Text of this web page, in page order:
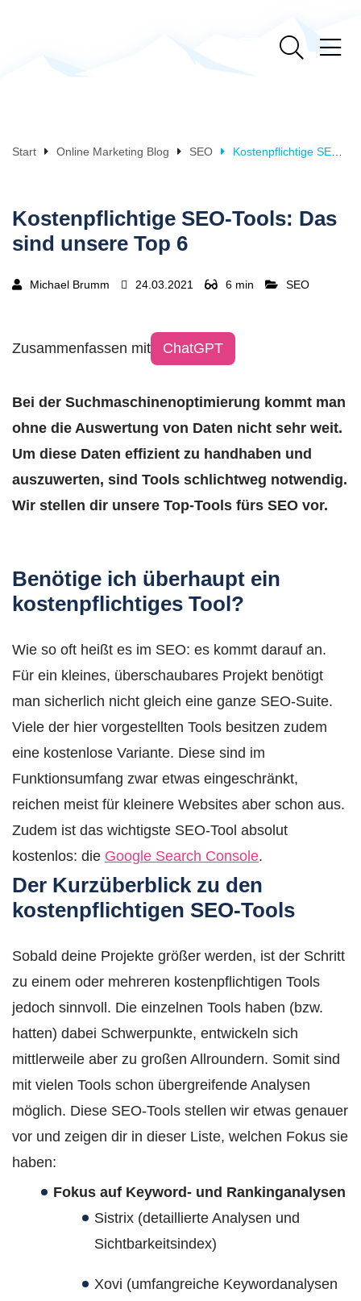
Start Online Marketing Blog SEO Kostenpflichtige SEO-Tools: Das sind unsere Top 6
Kostenpflichtige SEO-Tools: Das
sind unsere Top 6
Michael Brumm 24.03.2021 6 min SEO
Zusammenfassen mit ChatGPT
Bei der Suchmaschinenoptimierung kommt man
ohne die Auswertung von Daten nicht sehr weit.
Um diese Daten effizient zu handhaben und
auszuwerten, sind Tools schlichtweg notwendig.
Wir stellen dir unsere Top-Tools fürs SEO vor.
Benötige ich überhaupt ein
kostenpflichtiges Tool?
Wie so oft heißt es im SEO: es kommt darauf an.
Für ein kleines, überschaubares Projekt benötigt
man sicherlich nicht gleich eine ganze SEO-Suite.
Viele der hier vorgestellten Tools besitzen zudem
eine kostenlose Variante. Diese sind im
Funktionsumfang zwar etwas eingeschränkt,
reichen meist für kleinere Websites aber schon aus.
Zudem ist das wichtigste SEO-Tool absolut
kostenlos: die Google Search Console.
Der Kurzüberblick zu den
kostenpflichtigen SEO-Tools
Sobald deine Projekte größer werden, ist der Schritt
zu einem oder mehreren kostenpflichtigen Tools
jedoch sinnvoll. Die einzelnen Tools haben (bzw.
hatten) dabei Schwerpunkte, entwickeln sich
mittlerweile aber zu großen Allroundern. Somit sind
mit vielen Tools schon übergreifende Analysen
möglich. Diese SEO-Tools stellen wir etwas genauer
vor und zeigen dir in dieser Liste, welchen Fokus sie
haben:
Fokus auf Keyword- und Rankinganalysen
Sistrix (detaillierte Analysen und
Sichtbarkeitsindex)
Xovi (umfangreiche Keywordanalysen